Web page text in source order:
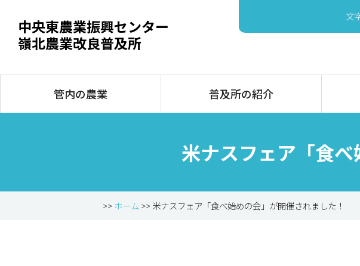
中央東農業振興センター
嶺北農業改良普及所
文
管内の農業 普及所の紹介
米ナスフェア「食べ
>>ホーム >> 米ナスフェア「食べ始めの会」が開催されました！